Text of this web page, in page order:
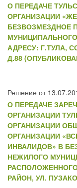
О ПЕРЕДАЧЕ
ОРГАНИЗАЦИИ
БЕЗВОЗМЕЗДНОЕ
АДРЕСУ: Г.ТУЛА,
Д.88
Решение от
О ПЕРЕДАЧЕ
ОРГАНИЗАЦИИ
ОРГАНИЗАЦИИ
ОРГАНИЗАЦИИ
ИНВАЛИДОВ» В
НЕЖИЛОГО
РАЙОН, УЛ.